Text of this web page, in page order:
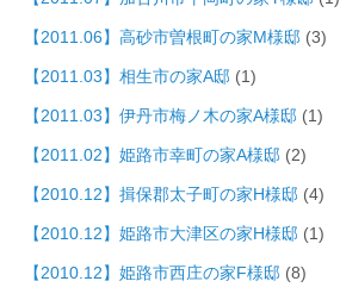
【2011.06】高砂市曽根町の家M様邸 (3)
【2011.03】相生市の家A邸 (1)
【2011.03】伊丹市梅ノ木の家A様邸 (1)
【2011.02】姫路市幸町の家A様邸 (2)
【2010.12】揖保郡太子町の家H様邸 (4)
【2010.12】姫路市大津区の家H様邸 (1)
【2010.12】姫路市西庄の家F様邸 (8)